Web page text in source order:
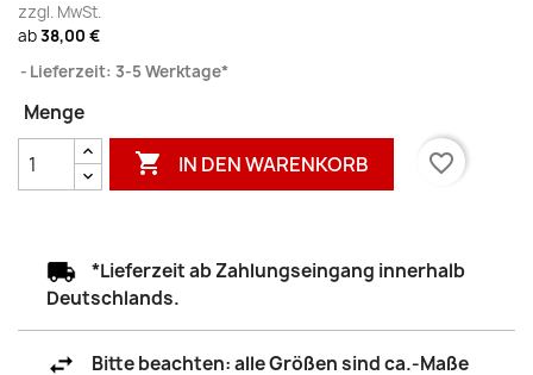
zzgl. MwSt.
ab38,00 €
Lieferzeit: 3-5 Werktage*
Menge
 IN DEN WARENKORB favorite_border
*Lieferzeit ab Zahlungseingang innerhalb
Deutschlands.
Bitte beachten: alle Größen sind ca.-Maße